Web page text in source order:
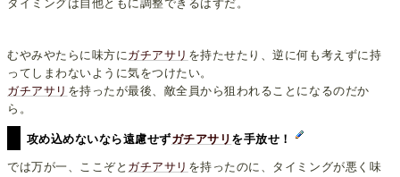
タイミングは自他ともに調整できるはずだ。
むやみやたらに味方に ガチアサリ を持たせたり、逆に何も考えずに持
ってしまわないように気をつけたい。
ガチアサリ を持ったが最後、敵全員から狙われることになるのだか
ら。
攻め込めないなら遠慮せずガチアサリ を手放せ！
では万が一、ここぞと ガチアサリ を持ったのに、タイミングが悪く味